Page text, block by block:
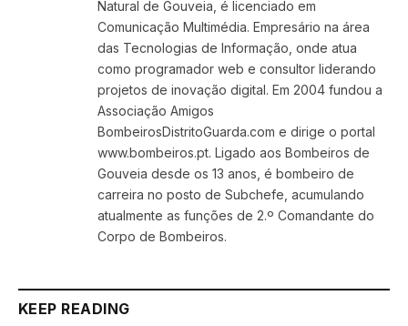
Natural de Gouveia, é licenciado em
Comunicação Multimédia. Empresário na área
das Tecnologias de Informação, onde atua
como programador web e consultor liderando
projetos de inovação digital. Em 2004 fundou a
Associação Amigos
BombeirosDistritoGuarda.com e dirige o portal
www.bombeiros.pt. Ligado aos Bombeiros de
Gouveia desde os 13 anos, é bombeiro de
carreira no posto de Subchefe, acumulando
atualmente as funções de 2.º Comandante do
Corpo de Bombeiros.
KEEP READING